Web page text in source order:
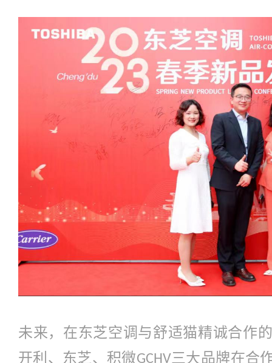
未来，在东芝空调与舒适猫精诚合作
开利、东芝、积微GCHV三大品牌在合